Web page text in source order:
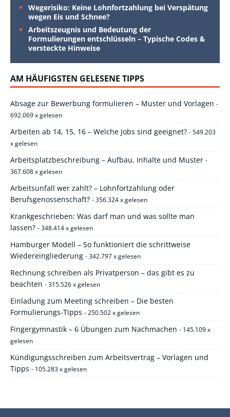
Wegerisiko: Keine Lohnfortzahlung bei Verspätung
wegen Eis und Schnee?
Arbeitszeugnis und Bedeutung der
Formulierungen entschlüsseln – Typische Codes &
versteckte Hinweise
AM HÄUFIGSTEN GELESENE TIPPS
Absage zur Bewerbung formulieren – Muster und Vorlagen -
692.069 x gelesen
Arbeiten ab 14, 15, 16 – Welche Jobs sind geeignet? - 549.203
x gelesen
Arbeitsplatzbeschreibung – Aufbau, Inhalte und Muster -
367.608 x gelesen
Arbeitsunfall wer zahlt? – Lohnfortzahlung oder
Berufsgenossenschaft? - 356.324 x gelesen
Krankgeschrieben: Was darf man und was sollte man
lassen? - 348.414 x gelesen
Hamburger Modell – So funktioniert die schrittweise
Wiedereingliederung - 342.797 x gelesen
Rechnung schreiben als Privatperson – das gibt es zu
beachten - 315.526 x gelesen
Einladung zum Meeting schreiben – Die besten
Formulierungs-Tipps - 250.502 x gelesen
Fingergymnastik – 6 Übungen zum Nachmachen - 145.109 x
gelesen
Kündigungsschreiben zum Arbeitsvertrag – Vorlagen und
Tipps - 105.283 x gelesen